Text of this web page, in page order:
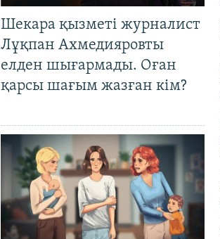
Шекара қызметі журналист
Лұқпан Ахмедияровты
елден шығармады. Оған
қарсы шағым жазған кім?